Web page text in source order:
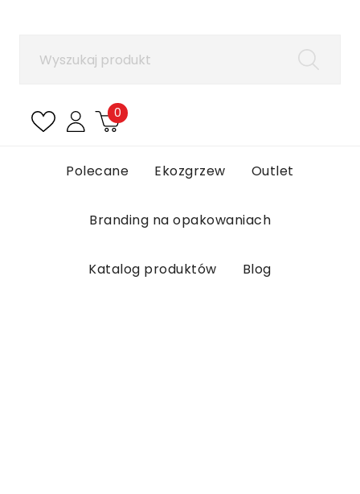
0
Polecane Ekozgrzew Outlet
Branding na opakowaniach
Katalog produktów Blog
Aby zapisać produkty na liście ulubionych, musisz
Anuluj Zaloguj się